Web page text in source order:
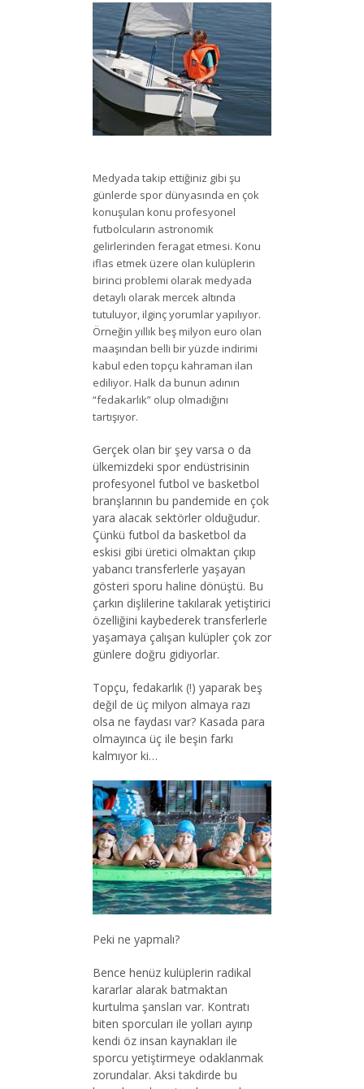
Medyada takip ettiğiniz gibi şu
günlerde spor dünyasında en çok
konuşulan konu profesyonel
futbolcuların astronomik
gelirlerinden feragat etmesi. Konu
iflas etmek üzere olan kulüplerin
birinci problemi olarak medyada
detaylı olarak mercek altında
tutuluyor, ilginç yorumlar yapılıyor.
Örneğin yıllık beş milyon euro olan
maaşından belli bir yüzde indirimi
kabul eden topçu kahraman ilan
ediliyor. Halk da bunun adının
“fedakarlık” olup olmadığını
tartışıyor.
Gerçek olan bir şey varsa o da
ülkemizdeki spor endüstrisinin
profesyonel futbol ve basketbol
branşlarının bu pandemide en çok
yara alacak sektörler olduğudur.
Çünkü futbol da basketbol da
eskisi gibi üretici olmaktan çıkıp
yabancı transferlerle yaşayan
gösteri sporu haline dönüştü. Bu
çarkın dişlilerine takılarak yetiştirici
özelliğini kaybederek transferlerle
yaşamaya çalışan kulüpler çok zor
günlere doğru gidiyorlar.
Topçu, fedakarlık (!) yaparak beş
değil de üç milyon almaya razı
olsa ne faydası var? Kasada para
olmayınca üç ile beşin farkı
kalmıyor ki…
Peki ne yapmalı?
Bence henüz kulüplerin radikal
kararlar alarak batmaktan
kurtulma şansları var. Kontratı
biten sporcuları ile yolları ayırıp
kendi öz insan kaynakları ile
sporcu yetiştirmeye odaklanmak
zorundalar. Aksi takdirde bu